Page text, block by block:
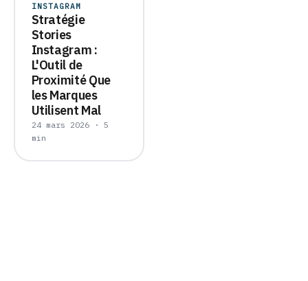
INSTAGRAM
Stratégie
Stories
Instagram :
L'Outil de
Proximité Que
les Marques
Utilisent Mal
24 mars 2026 · 5
min